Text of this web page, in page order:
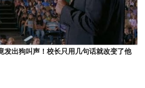
发出狗叫声！校长只用几句话就改变了他